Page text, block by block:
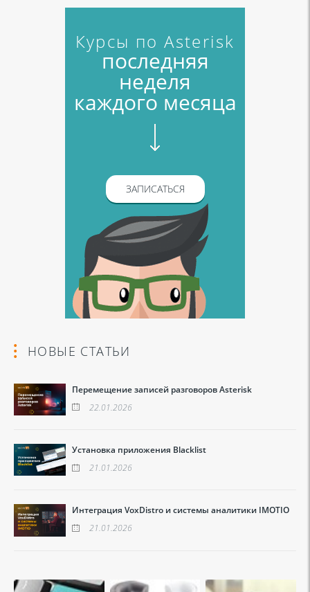
Курсы по Asterisk
последняя
неделя
каждого месяца
ЗАПИСАТЬСЯ
НОВЫЕ СТАТЬИ
Перемещение записей разговоров Asterisk
22.01.2026
Установка приложения Blacklist
21.01.2026
Интеграция VoxDistro и системы аналитики IMOTIO
21.01.2026